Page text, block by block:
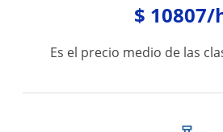
$ 10807/
Es el precio medio de las